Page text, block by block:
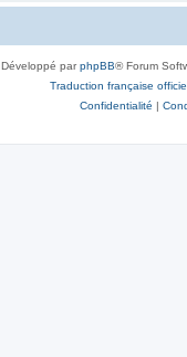
Développé parphpBB® Forum
Traduction française
Confidentialité |